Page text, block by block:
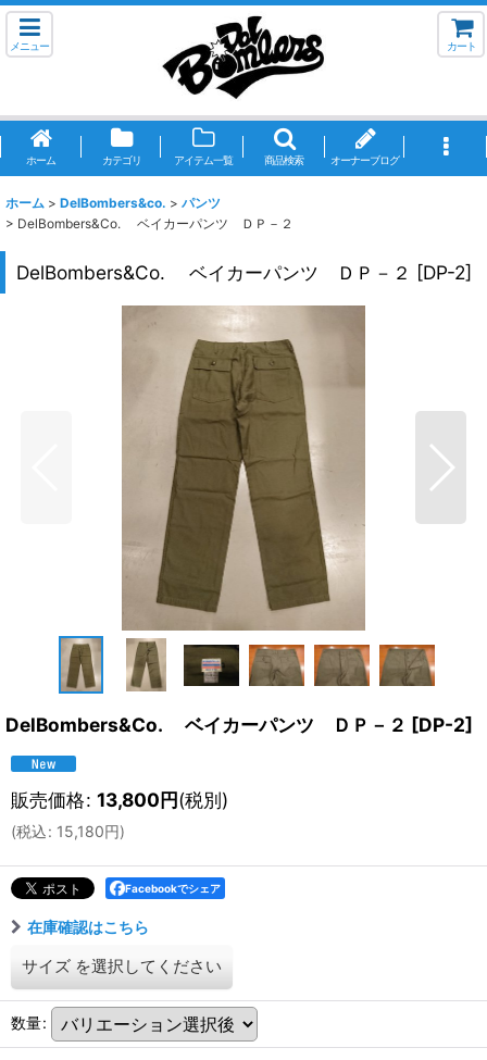
メニュー カート
ホーム カテゴリ アイテム一覧 商品検索 オーナーブログ
ホーム > DelBombers&co. > パンツ
> DelBombers&Co. ベイカーパンツ ＤＰ－２
DelBombers&Co. ベイカーパンツ ＤＰ－２ [DP-2]
DelBombers&Co. ベイカーパンツ ＤＰ－２ [DP-2]
販売価格: 13,800円(税別)
(税込: 15,180円)
Facebookでシェア
在庫確認はこちら
サイズ を選択してください
数量: